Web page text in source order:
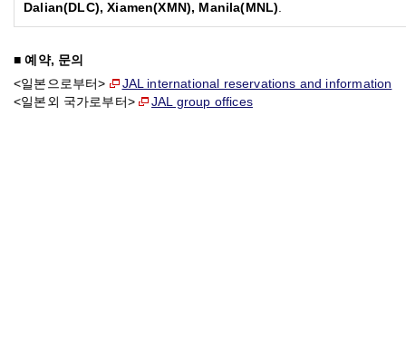
Dalian(DLC), Xiamen(XMN), Manila(MNL).
■ 예약, 문의
<일본으로부터>
JAL international reservations and information
<일본외 국가로부터>
JAL group offices